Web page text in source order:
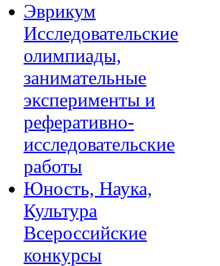
Эврикум
Исследовательские
олимпиады,
занимательные
эксперименты и
реферативно-
исследовательские
работы
Юность, Наука,
Культура
Всероссийские
конкурсы